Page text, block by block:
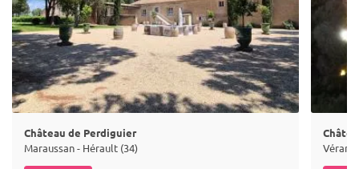
Château de Perdiguier
Maraussan - Hérault (34)